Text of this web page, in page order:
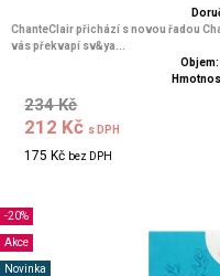
ChanteClair přichází s novou řadou
vás překvapí sv&ya...
234 Kč
212 Kč s DPH
175 Kč bez DPH
-20%
Akce
Novinka